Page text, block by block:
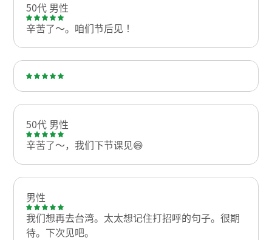
50代 男性
辛苦了〜。咱们节后见！
50代 男性
辛苦了～，我们下节课见😄
男性
我们想再去台湾。太太想记住打招呼的句子。很期
待。下次见吧。